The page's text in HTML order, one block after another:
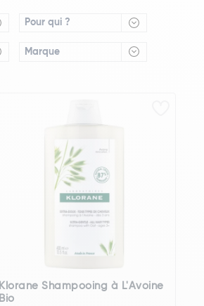
Pour qui ?
Marque
Klorane Shampooing à L'Avoine
Bio